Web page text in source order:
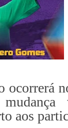
ocorrerá
aos